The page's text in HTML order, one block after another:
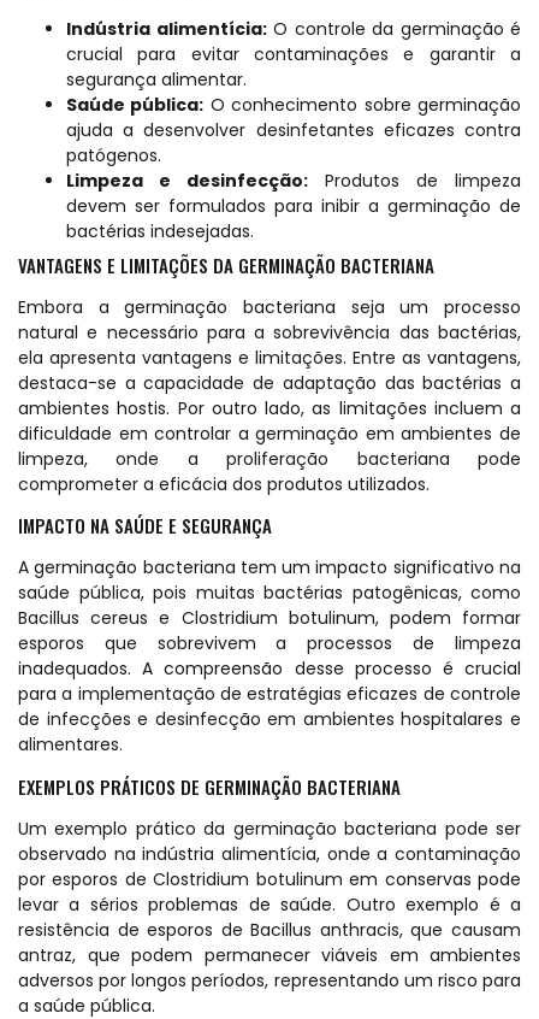
Indústria alimentícia:O controle da germinação é
crucial para evitar contaminações e garantir a
segurança alimentar.
Saúde pública: O conhecimento sobre germinação
ajuda a desenvolver desinfetantes eficazes contra
patógenos.
Limpeza e desinfecção: Produtos de limpeza
devem ser formulados para inibir a germinação de
bactérias indesejadas.
VANTAGENS E LIMITAÇÕES DA GERMINAÇÃO BACTERIANA
Embora a germinação bacteriana seja um processo
natural e necessário para a sobrevivência das bactérias,
ela apresenta vantagens e limitações. Entre as vantagens,
destaca-se a capacidade de adaptação das bactérias a
ambientes hostis. Por outro lado, as limitações incluem a
dificuldade em controlar a germinação em ambientes de
limpeza, onde a proliferação bacteriana pode
comprometer a eficácia dos produtos utilizados.
IMPACTO NA SAÚDE E SEGURANÇA
A germinação bacteriana tem um impacto significativo na
saúde pública, pois muitas bactérias patogênicas, como
Bacillus cereus e Clostridium botulinum, podem formar
esporos que sobrevivem a processos de limpeza
inadequados. A compreensão desse processo é crucial
para a implementação de estratégias eficazes de controle
de infecções e desinfecção em ambientes hospitalares e
alimentares.
EXEMPLOS PRÁTICOS DE GERMINAÇÃO BACTERIANA
Um exemplo prático da germinação bacteriana pode ser
observado na indústria alimentícia, onde a contaminação
por esporos de Clostridium botulinum em conservas pode
levar a sérios problemas de saúde. Outro exemplo é a
resistência de esporos de Bacillus anthracis, que causam
antraz, que podem permanecer viáveis em ambientes
adversos por longos períodos, representando um risco para
a saúde pública.